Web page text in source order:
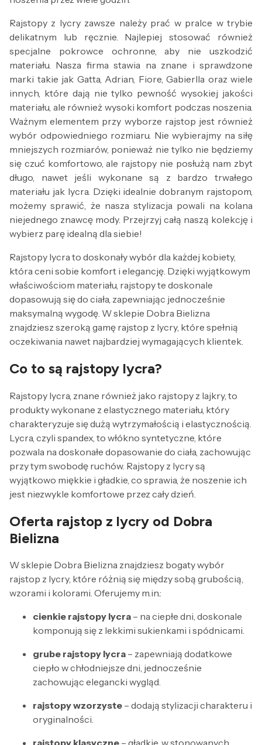
Rajstopy z lycry zawsze należy prać w pralce w trybie
delikatnym lub ręcznie. Najlepiej stosować również
specjalne pokrowce ochronne, aby nie uszkodzić
materiału. Nasza firma stawia na znane i sprawdzone
marki takie jak Gatta, Adrian, Fiore, Gabierlla oraz wiele
innych, które dają nie tylko pewność wysokiej jakości
materiału, ale również wysoki komfort podczas noszenia.
Ważnym elementem przy wyborze rajstop jest również
wybór odpowiedniego rozmiaru. Nie wybierajmy na siłę
mniejszych rozmiarów, ponieważ nie tylko nie będziemy
się czuć komfortowo, ale rajstopy nie posłużą nam zbyt
długo, nawet jeśli wykonane są z bardzo trwałego
materiału jak lycra. Dzięki idealnie dobranym rajstopom,
możemy sprawić, że nasza stylizacja powali na kolana
niejednego znawcę mody. Przejrzyj całą naszą kolekcję i
wybierz parę idealną dla siebie!
Rajstopy lycra to doskonały wybór dla każdej kobiety,
która ceni sobie komfort i elegancję. Dzięki wyjątkowym
właściwościom materiału, rajstopy te doskonale
dopasowują się do ciała, zapewniając jednocześnie
maksymalną wygodę. W sklepie Dobra Bielizna
znajdziesz szeroką gamę rajstop z lycry, które spełnią
oczekiwania nawet najbardziej wymagających klientek.
Co to są rajstopy lycra?
Rajstopy lycra, znane również jako rajstopy z lajkry, to
produkty wykonane z elastycznego materiału, który
charakteryzuje się dużą wytrzymałością i elastycznością.
Lycra, czyli spandex, to włókno syntetyczne, które
pozwala na doskonałe dopasowanie do ciała, zachowując
przy tym swobodę ruchów. Rajstopy z lycry są
wyjątkowo miękkie i gładkie, co sprawia, że noszenie ich
jest niezwykle komfortowe przez cały dzień.
Oferta rajstop z lycry od Dobra
Bielizna
W sklepie Dobra Bielizna znajdziesz bogaty wybór
rajstop z lycry, które różnią się między sobą grubością,
wzorami i kolorami. Oferujemy m.in.:
cienkie rajstopy lycra – na ciepłe dni, doskonale
komponują się z lekkimi sukienkami i spódnicami.
grube rajstopy lycra – zapewniają dodatkowe
ciepło w chłodniejsze dni, jednocześnie
zachowując elegancki wygląd.
rajstopy wzorzyste – dodają stylizacji charakteru i
oryginalności.